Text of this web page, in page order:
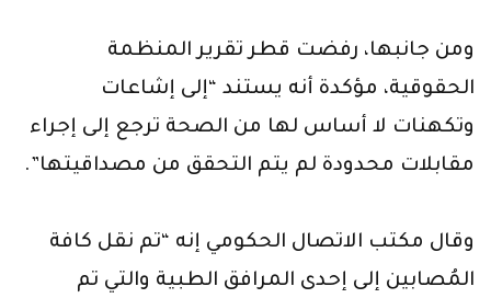
ومن جانبها، رفضت قطر تقرير المنظمة
الحقوقية، مؤكدة أنه يستند “إلى إشاعات
وتكهنات لا أساس لها من الصحة ترجع إلى إجراء
مقابلات محدودة لم يتم التحقق من مصداقيتها”.
وقال مكتب الاتصال الحكومي إنه “تم نقل كافة
المُصابين إلى إحدى المرافق الطبية والتي تم